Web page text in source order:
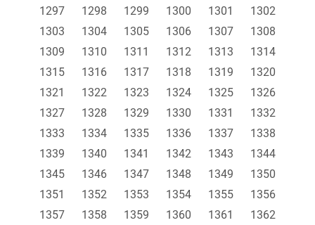
1297
1298 1299 1300 1301
1302
1303
1304 1305 1306 1307
1308
1309
1310 1311 1312 1313
1314
1315
1316 1317 1318 1319
1320
1321
1322 1323 1324 1325
1326
1327
1328 1329 1330 1331
1332
1333
1334 1335 1336 1337
1338
1339
1340 1341 1342 1343
1344
1345
1346 1347 1348 1349
1350
1351
1352 1353 1354 1355
1356
1357
1358 1359 1360 1361
1362